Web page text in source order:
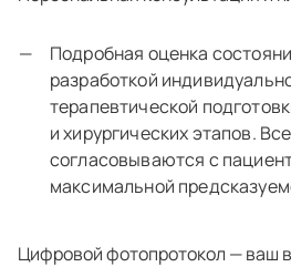
Подробная оценка
разработкой
терапевтической
и хирургических этапов.
согласовываются с
максимальной
Цифровой фотопротокол — ваш